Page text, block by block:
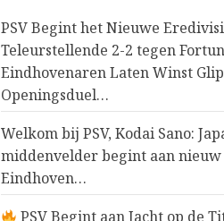
PSV Begint het Nieuwe
Teleurstellende 2-2 tegen
Eindhovenaren Laten Winst
Openingsduel…
Welkom bij PSV, Kodai Sano:
middenvelder begint aan
Eindhoven…
PSV Begint aan Jacht op de